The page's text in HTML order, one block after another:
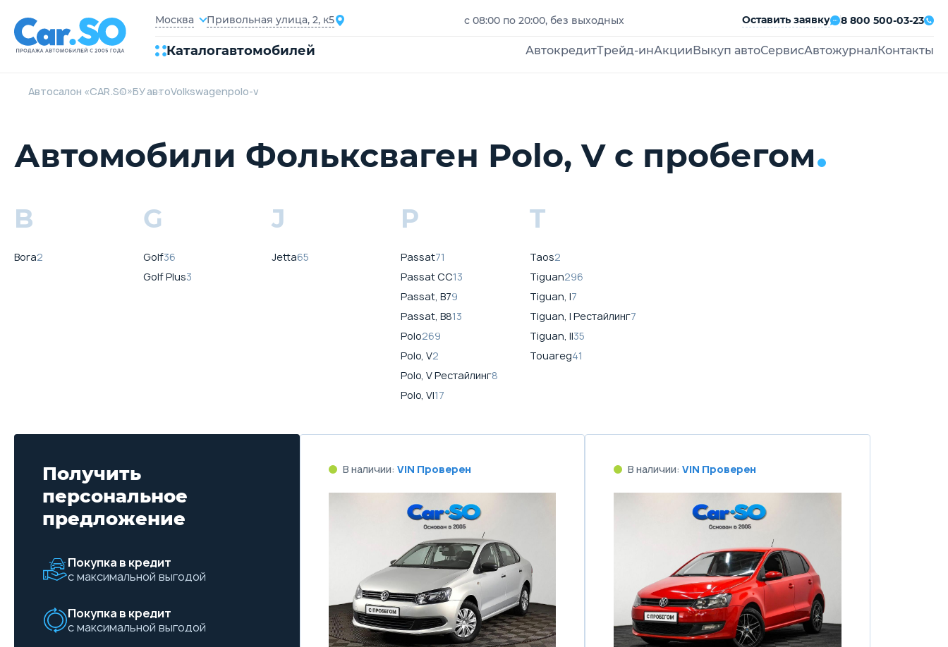
Москва Привольная улица, 2, к5 с 08:00 по 20:00, без выходных Оставить заявку 8 800 500-03-23
Каталогавтомобилей АвтокредитТрейд-инАкции Выкуп автоСервисАвтожурнал Контакты
Автосалон «CAR.SO»БУ автоVolkswagenpolo-v
Автомобили Фольксваген Polo, V с пробегом
B
Bora2
G
Golf36
Golf Plus3
J
Jetta65
P
Passat71
Passat CC13
Passat, B79
Passat, B813
Polo269
Polo, V2
Polo, V Рестайлинг8
Polo, VI17
T
Taos2
Tiguan296
Tiguan, I7
Tiguan, I Рестайлинг7
Tiguan, II35
Touareg41
Получить
персональное
предложение
Покупка в кредит
с максимальной выгодой
Покупка в кредит
с максимальной выгодой
В наличии: VIN Проверен В наличии: VIN Проверен